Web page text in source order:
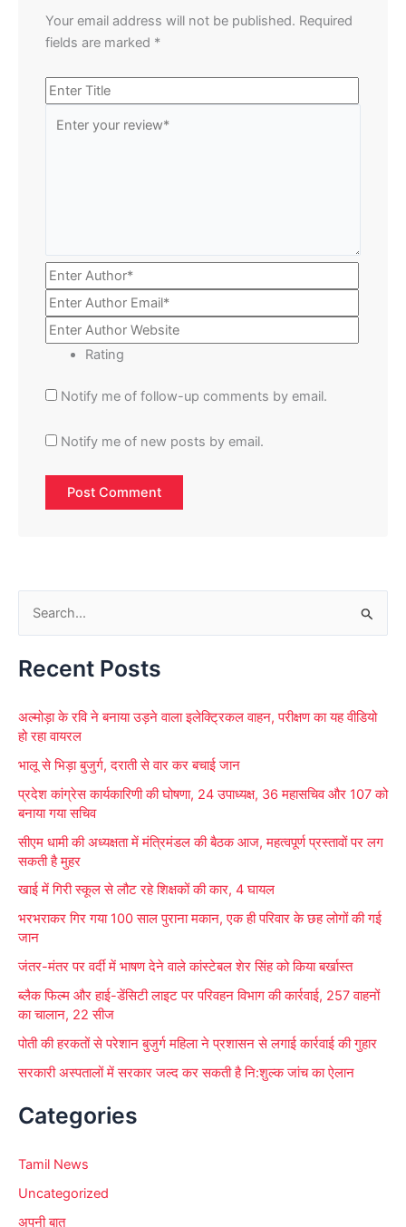
Your email address will not be published. Required
fields are marked *
Rating
Notify me of follow-up comments by email.
Notify me of new posts by email.
a
c
o
:
Recent Posts
अल्मोड़ा के रवि ने बनाया उड़ने वाला इलेक्ट्रिकल वाहन, परीक्षण का यह वीडियो
हो रहा वायरल
भालू से भिड़ा बुजुर्ग, दराती से वार कर बचाई जान
प्रदेश कांग्रेस कार्यकारिणी की घोषणा, 24 उपाध्यक्ष, 36 महासचिव और 107 को
बनाया गया सचिव
सीएम धामी की अध्यक्षता में मंत्रिमंडल की बैठक आज, महत्वपूर्ण प्रस्तावों पर लग
सकती है मुहर
खाई में गिरी स्कूल से लौट रहे शिक्षकों की कार, 4 घायल
भरभराकर गिर गया 100 साल पुराना मकान, एक ही परिवार के छह लोगों की गई
जान
जंतर-मंतर पर वर्दी में भाषण देने वाले कांस्टेबल शेर सिंह को किया बर्खास्त
ब्लैक फिल्म और हाई-डेंसिटी लाइट पर परिवहन विभाग की कार्रवाई, 257 वाहनों
का चालान, 22 सीज
पोती की हरकतों से परेशान बुजुर्ग महिला ने प्रशासन से लगाई कार्रवाई की गुहार
सरकारी अस्पतालों में सरकार जल्द कर सकती है नि:शुल्क जांच का ऐलान
Categories
Tamil News
Uncategorized
अपनी बात